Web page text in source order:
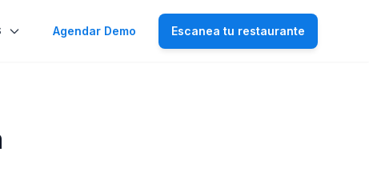
Agendar Demo Escanea tu restaurante